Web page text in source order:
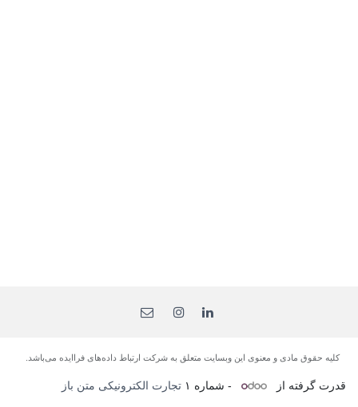
کلیه حقوق مادی و معنوی این وبسایت متعلق به شرکت ارتباط داده‌های فرا‌ایده می‌باشد.
قدرت گرفته از - شماره ۱ تجارت الکترونیکی متن باز